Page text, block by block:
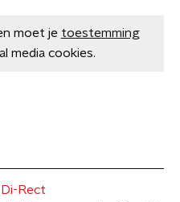
moet je toestemming
media cookies.
Di-Rect